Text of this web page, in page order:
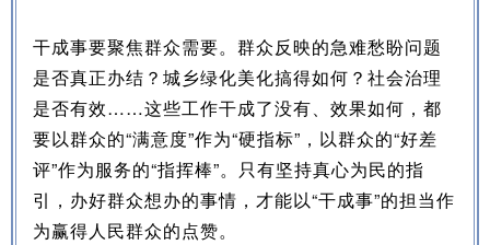
干成事要聚焦群众需要。群众反映的急难愁盼问题
是否真正办结？城乡绿化美化搞得如何？社会治理
是否有效……这些工作干成了没有、效果如何，都
要以群众的“满意度”作为“硬指标”，以群众的“好差
评”作为服务的“指挥棒”。只有坚持真心为民的指
引，办好群众想办的事情，才能以“干成事”的担当作
为赢得人民群众的点赞。